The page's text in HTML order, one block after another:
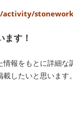
activity/stonework
す！
報をもとに詳細
したいと思います。